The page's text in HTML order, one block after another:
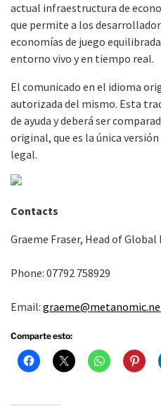
actual infraestructura de
que permite a los
economías de juego
entorno vivo y en tiempo real.
El comunicado en el idioma
autorizada del mismo. Esta
de ayuda y deberá ser
original, que es la única
legal.
Contacts
Graeme Fraser, Head of
Phone: 07792 758929
Email:
Comparte esto: